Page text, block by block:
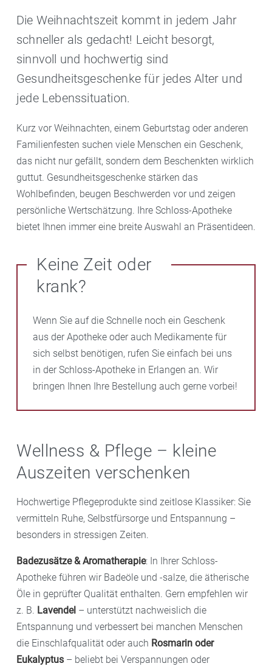
Die Weihnachtszeit kommt in jedem Jahr
schneller als gedacht! Leicht besorgt,
sinnvoll und hochwertig sind
Gesundheitsgeschenke für jedes Alter und
jede Lebenssituation.
Kurz vor Weihnachten, einem Geburtstag oder anderen
Familienfesten suchen viele Menschen ein Geschenk,
das nicht nur gefällt, sondern dem Beschenkten wirklich
guttut. Gesundheitsgeschenke stärken das
Wohlbefinden, beugen Beschwerden vor und zeigen
persönliche Wertschätzung. Ihre Schloss-Apotheke
bietet Ihnen immer eine breite Auswahl an Präsentideen.
Keine Zeit oder
krank?
Wenn Sie auf die Schnelle noch ein Geschenk
aus der Apotheke oder auch Medikamente für
sich selbst benötigen, rufen Sie einfach bei uns
in der Schloss-Apotheke in Erlangen an. Wir
bringen Ihnen Ihre Bestellung auch gerne vorbei!
Wellness & Pflege – kleine
Auszeiten verschenken
Hochwertige Pflegeprodukte sind zeitlose Klassiker: Sie
vermitteln Ruhe, Selbstfürsorge und Entspannung –
besonders in stressigen Zeiten.
Badezusätze & Aromatherapie: In Ihrer Schloss-
Apotheke führen wir Badeöle und -salze, die ätherische
Öle in geprüfter Qualität enthalten. Gern empfehlen wir
z. B. Lavendel – unterstützt nachweislich die
Entspannung und verbessert bei manchen Menschen
die Einschlafqualität oder auch Rosmarin oder
Eukalyptus – beliebt bei Verspannungen oder